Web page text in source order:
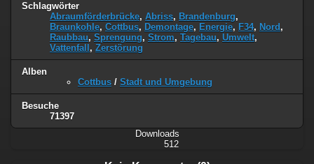
Schlagwörter
Abraumförderbrücke, Abriss, Brandenburg,
Braunkohle, Cottbus, Demontage, Energie, F34, Nord ,
Raubbau, Sprengung, Strom, Tagebau, Umwelt,
Vattenfall , Zerstörung
Alben
Cottbus / Stadt und Umgebung
Besuche
71397
Downloads
512